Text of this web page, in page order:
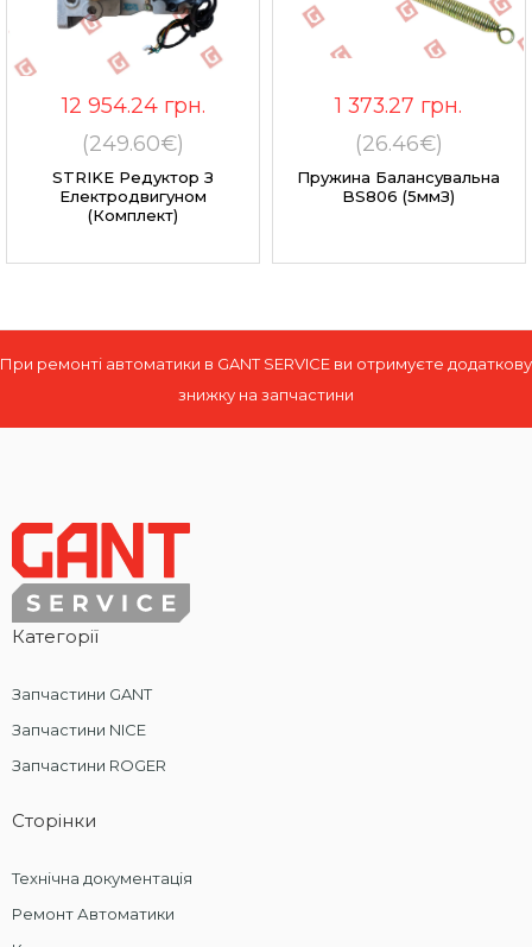
12 954.24 грн.
(249.60€)
STRIKE Редуктор З
Електродвигуном
(комплект)
1 373.27 грн.
(26.46€)
Пружина Балансувальна
BS806 (5ммЗ)
При ремонті автоматики в GANT SERVICE ви отримуєте додаткову
знижку на запчастини
Категорії
Запчастини GANT
Запчастини NICE
Запчастини ROGER
Сторінки
Технічна документація
Ремонт Автоматики